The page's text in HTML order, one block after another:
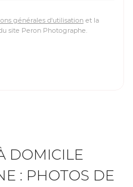
générales d'utilisation et la
site Peron Photographe.
DOMICILE
: PHOTOS DE